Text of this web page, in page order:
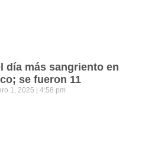
día más sangriento en
se fueron 11
1, 2025 4:58 pm